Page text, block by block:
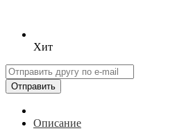
Хит
Отправить
Описание